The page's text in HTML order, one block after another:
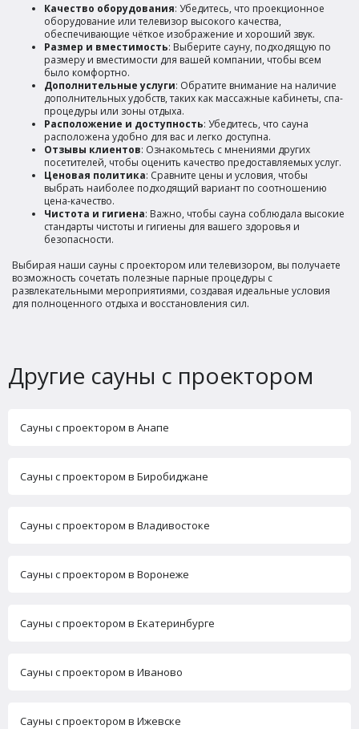
Качество оборудования: Убедитесь, что проекционное
оборудование или телевизор высокого качества,
обеспечивающие чёткое изображение и хороший звук.
Размер и вместимость: Выберите сауну, подходящую по
размеру и вместимости для вашей компании, чтобы всем
было комфортно.
Дополнительные услуги: Обратите внимание на наличие
дополнительных удобств, таких как массажные кабинеты, спа-
процедуры или зоны отдыха.
Расположение и доступность: Убедитесь, что сауна
расположена удобно для вас и легко доступна.
Отзывы клиентов: Ознакомьтесь с мнениями других
посетителей, чтобы оценить качество предоставляемых услуг.
Ценовая политика: Сравните цены и условия, чтобы
выбрать наиболее подходящий вариант по соотношению
цена-качество.
Чистота и гигиена: Важно, чтобы сауна соблюдала высокие
стандарты чистоты и гигиены для вашего здоровья и
безопасности.
Выбирая наши сауны с проектором или телевизором, вы получаете
возможность сочетать полезные парные процедуры с
развлекательными мероприятиями, создавая идеальные условия
для полноценного отдыха и восстановления сил.
Другие сауны с проектором
Сауны с проектором в Анапе
Сауны с проектором в Биробиджане
Сауны с проектором в Владивостоке
Сауны с проектором в Воронеже
Сауны с проектором в Екатеринбурге
Сауны с проектором в Иваново
Сауны с проектором в Ижевске